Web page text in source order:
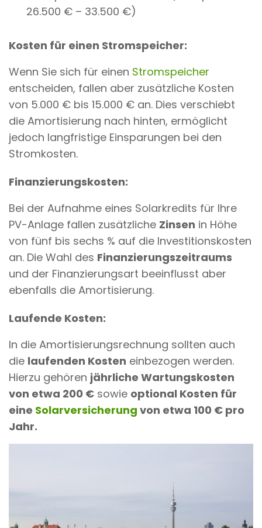
26.500 € – 33.500 €)
Kosten für einen Stromspeicher:
Wenn Sie sich für einen Stromspeicher
entscheiden, fallen aber zusätzliche Kosten
von 5.000 € bis 15.000 € an. Dies verschiebt
die Amortisierung nach hinten, ermöglicht
jedoch langfristige Einsparungen bei den
Stromkosten.
Finanzierungskosten:
Bei der Aufnahme eines Solarkredits für Ihre
PV-Anlage fallen zusätzliche Zinsen in Höhe
von fünf bis sechs % auf die Investitionskosten
an. Die Wahl des Finanzierungszeitraums
und der Finanzierungsart beeinflusst aber
ebenfalls die Amortisierung.
Laufende Kosten:
In die Amortisierungsrechnung sollten auch
die laufenden Kosten einbezogen werden.
Hierzu gehören jährliche Wartungskosten
von etwa 200 € sowie optional Kosten für
eine Solarversicherung von etwa 100 € pro
Jahr.